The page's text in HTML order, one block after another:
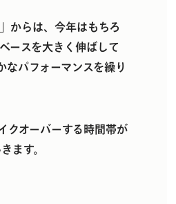
からは、今年はもちろ
ースを大きく伸ばして
パフォーマンスを繰り
クオーバーする時間帯が
ます。